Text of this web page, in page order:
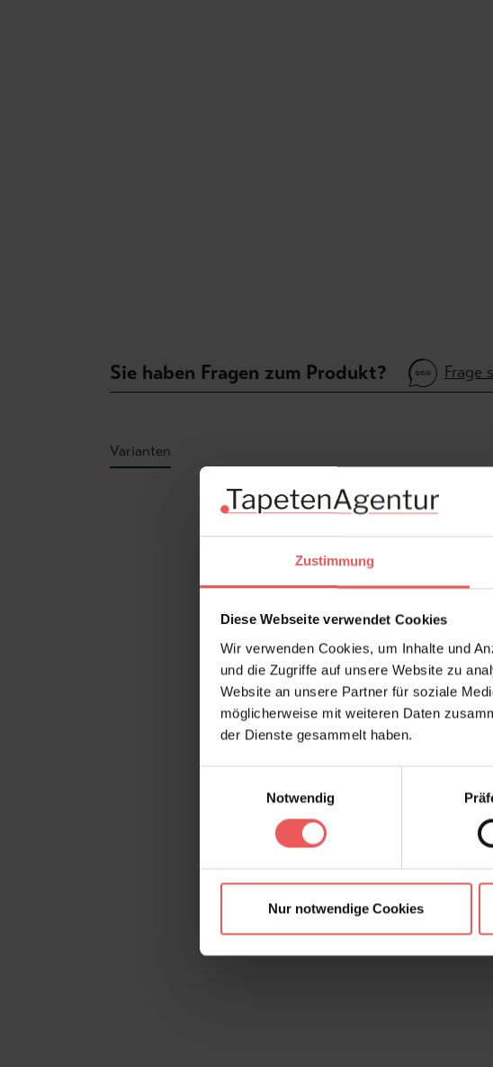
Zustimmung
Diese Webseite verwendet Cookies
Wir verwenden Cookies, um Inhalte und
und die Zugriffe auf unsere Website zu
Website an unsere Partner für soziale
möglicherweise mit weiteren Daten
der Dienste gesammelt haben.
Notwendig
Nur notwendige Cookies
Sie haben Fragen zum Produkt? Frage
Varianten
Produktgalerie überspringen